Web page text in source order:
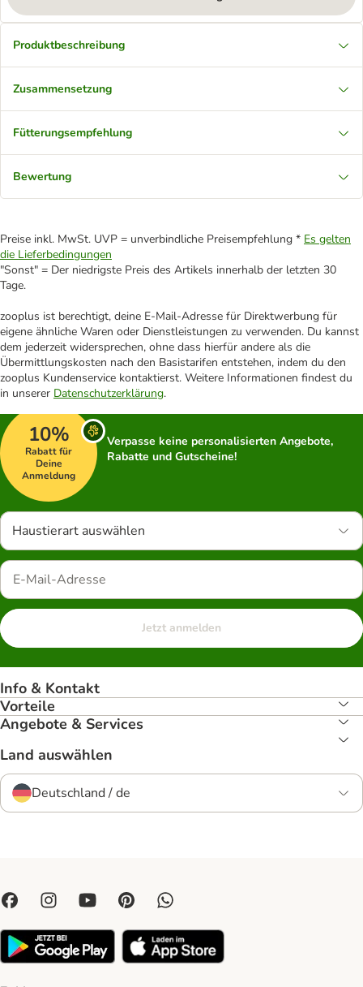
Produktbeschreibung
Zusammensetzung
Fütterungsempfehlung
Bewertung
Preise inkl. MwSt. UVP = unverbindliche Preisempfehlung * Es gelten
die Lieferbedingungen
"Sonst" = Der niedrigste Preis des Artikels innerhalb der letzten 30
Tage.
zooplus ist berechtigt, deine E-Mail-Adresse für Direktwerbung für
eigene ähnliche Waren oder Dienstleistungen zu verwenden. Du kannst
dem jederzeit widersprechen, ohne dass hierfür andere als die
Übermittlungskosten nach den Basistarifen entstehen, indem du den
zooplus Kundenservice kontaktierst. Weitere Informationen findest du
in unserer Datenschutzerklärung.
10%
Rabatt für
Deine
Anmeldung
Verpasse keine personalisierten Angebote,
Rabatte und Gutscheine!
Haustierart auswählen
Jetzt anmelden
Info & Kontakt
Vorteile
Angebote & Services
Land auswählen
Deutschland / de